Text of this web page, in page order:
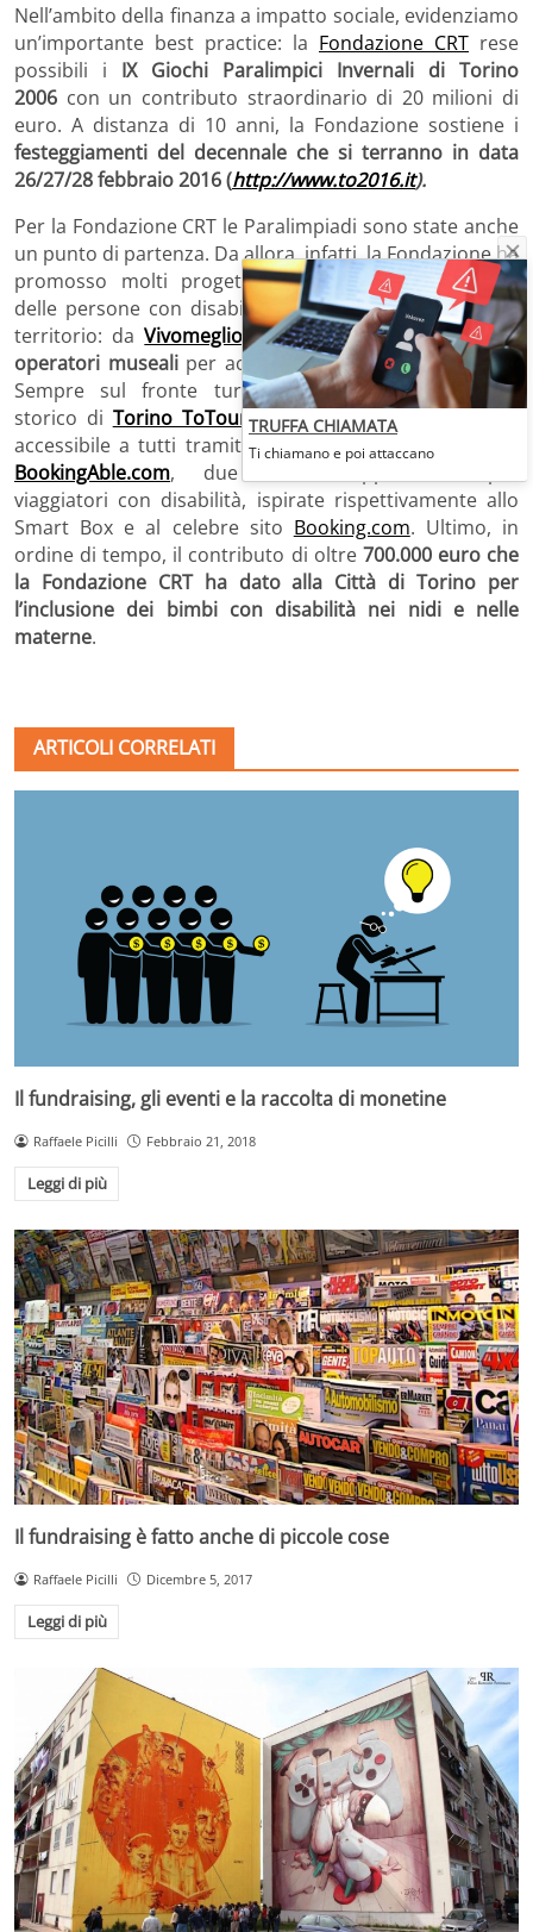
Nell’ambito della finanza a impatto sociale, evidenziamo
un’importante best practice: la Fondazione CRT rese
possibili i IX Giochi Paralimpici Invernali di Torino
2006 con un contributo straordinario di 20 milioni di
euro. A distanza di 10 anni, la Fondazione sostiene i
festeggiamenti del decennale che si terranno in data
26/27/28 febbraio 2016 (http://www.to2016.it).
Per la Fondazione CRT le Paralimpiadi sono state anche
un punto di partenza. Da allora, infatti, la Fondazione ha
promosso molti progetti per migliorare l’inclusione
delle persone con disabilità e l’accessibilità del nostro
territorio: daVivomeglio ,aicorsi di formazione degli
operatori musealiper accogliere visitatori in difficoltà.
Sempre sul fronte turistico, l’itinerario nel centro
storico di Torino ToTourForAll, progettato per essere
accessibile a tutti tramite app. E ancora:String Box e
BookingAble.com, due nuove opportunità per
viaggiatori con disabilità, ispirate rispettivamente allo
Smart Box e al celebre sito Booking.com. Ultimo, in
ordine di tempo, il contributo di oltre 700.000 euro che
la Fondazione CRT ha dato alla Città di Torino per
l’inclusione dei bimbi con disabilità nei nidi e nelle
materne.
ARTICOLI CORRELATI
Il fundraising, gli eventi e la raccolta di monetine
Raffaele Picilli Febbraio 21, 2018
Leggi di più
Il fundraising è fatto anche di piccole cose
Raffaele Picilli Dicembre 5, 2017
Leggi di più
TRUFFA CHIAMATA
Ti chiamano e poi attaccano